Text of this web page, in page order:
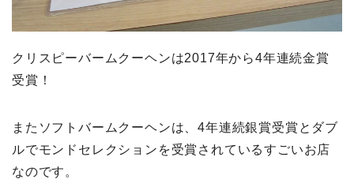
クリスピーバームクーヘンは2017年から4年連続金賞
受賞！
またソフトバームクーヘンは、4年連続銀賞受賞とダブ
ルでモンドセレクションを受賞されているすごいお店
なのです。